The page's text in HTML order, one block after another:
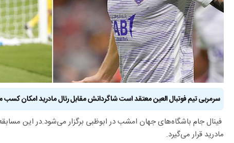
سرمربی تیم فوتبال العین معتقد است شاگردانش مقابل رئال مادرید امکان کسب
فینال جام باشگاه‌های جهان امشب در ابوظبی برگزار می‌شود.در این
مادرید قرار می‌گیرد.